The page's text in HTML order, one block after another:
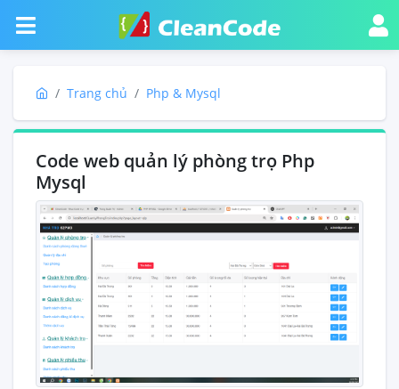
Trang chủ Php & Mysql
Code web quản lý phòng trọ Php
Mysql